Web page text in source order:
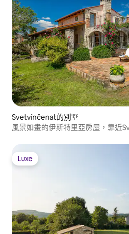
Svetvinčenat的別墅
風景如畫的伊斯特里亞房屋，靠近
Luxe
Luxe